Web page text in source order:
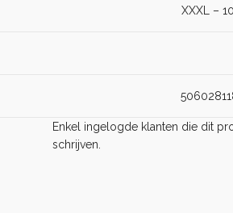
XXXL –
Enkel ingelogde klanten die dit
schrijven.